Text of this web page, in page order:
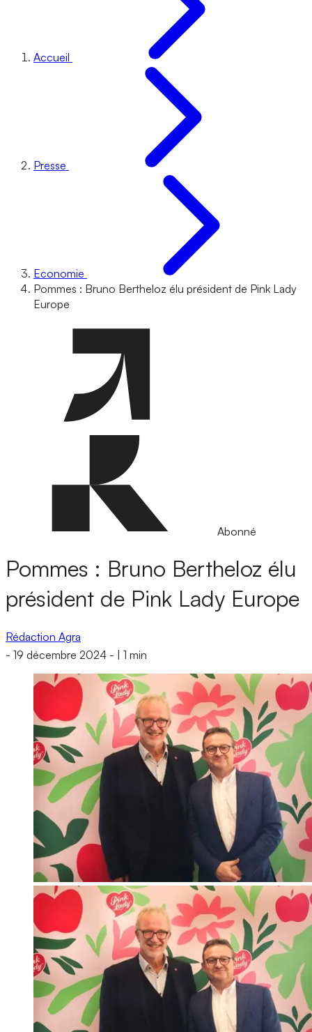
Accueil
Presse
Economie
Pommes : Bruno Bertheloz élu président de Pink Lady
Europe
Abonné
Pommes : Bruno Bertheloz élu
président de Pink Lady Europe
Rédaction Agra
- 19 décembre 2024 - 1 min